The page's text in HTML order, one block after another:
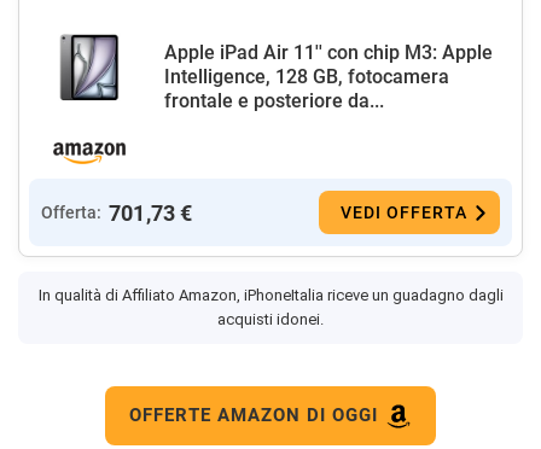
Apple iPad Air 11'' con chip M3: Apple
Intelligence, 128 GB, fotocamera
frontale e posteriore da...
Offerta: 701,73 € VEDI OFFERTA
In qualità di Affiliato Amazon, iPhoneItalia riceve un guadagno dagli
acquisti idonei.
OFFERTE AMAZON DI OGGI